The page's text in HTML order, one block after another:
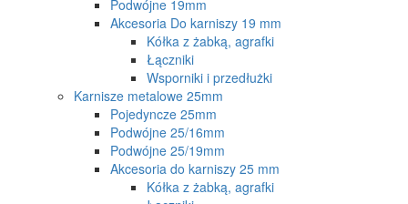
Podwójne 19mm
Akcesoria Do karniszy 19 mm
Kółka z żabką, agrafki
Łączniki
Wsporniki i przedłużki
Karnisze metalowe 25mm
Pojedyncze 25mm
Podwójne 25/16mm
Podwójne 25/19mm
Akcesoria do karniszy 25 mm
Kółka z żabką, agrafki